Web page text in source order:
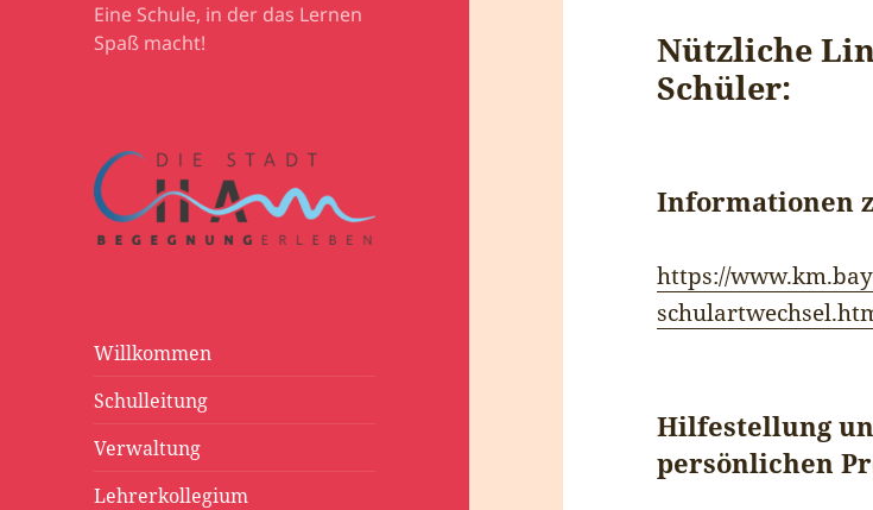
Eine Schule, in der das Lernen
Spaß macht!
Willkommen
Schulleitung
Verwaltung
Lehrerkollegium
Nützliche
Schüler:
Informationen
https://
Hilfestellung
persönlichen